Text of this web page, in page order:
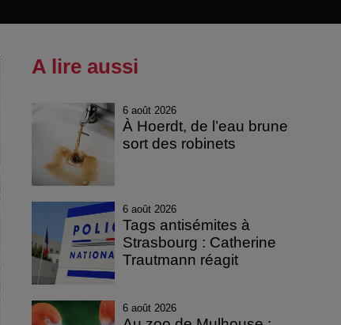
A lire aussi
6 août 2026
À Hoerdt, de l’eau brune
sort des robinets
6 août 2026
Tags antisémites à
Strasbourg : Catherine
Trautmann réagit
6 août 2026